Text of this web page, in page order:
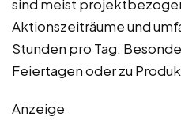
sind meist
Aktionszeiträume und
Stunden pro Tag.
Feiertagen oder zu
Anzeige